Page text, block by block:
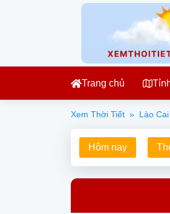
Trang chủ
Xem Thời Tiết » Lào Cai
Hôm nay